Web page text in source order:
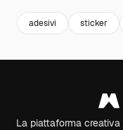
adesivi sticker
La piattaforma